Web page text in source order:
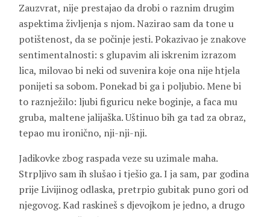
Zauzvrat, nije prestajao da drobi o raznim drugim
aspektima življenja s njom. Nazirao sam da tone u
potištenost, da se počinje jesti. Pokazivao je znakove
sentimentalnosti: s glupavim ali iskrenim izrazom
lica, milovao bi neki od suvenira koje ona nije htjela
ponijeti sa sobom. Ponekad bi ga i poljubio. Mene bi
to raznježilo: ljubi figuricu neke boginje, a faca mu
gruba, maltene jalijaška. Uštinuo bih ga tad za obraz,
tepao mu ironično, nji-nji-nji.
Jadikovke zbog raspada veze su uzimale maha.
Strpljivo sam ih slušao i tješio ga. I ja sam, par godina
prije Livijinog odlaska, pretrpio gubitak puno gori od
njegovog. Kad raskineš s djevojkom je jedno, a drugo